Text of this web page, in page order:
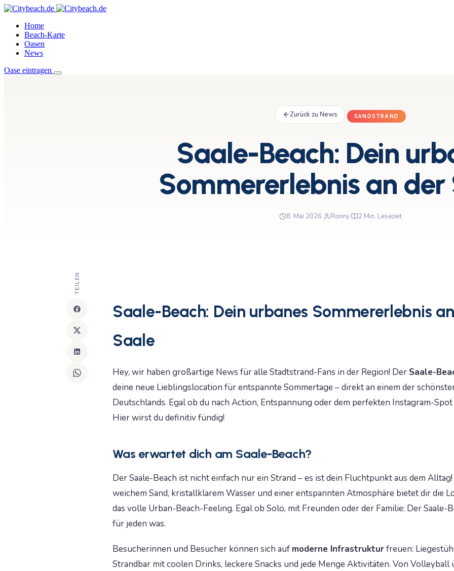
Home
Beach-Karte
Oasen
News
Oase eintragen
Zurück zu News SANDSTRAND
Saale-Beach: Dein
Sommererlebnis an der
8. Mai 2026· Ronny· 2 Min. Lesezeit
TEILEN
Saale-Beach: Dein urbanes Sommererlebnis
Saale
Hey, wir haben großartige News für alle Stadtstrand-Fans in der Region! Der Saale-
deine neue Lieblingslocation für entspannte Sommertage – direkt an einem der
Deutschlands. Egal ob du nach Action, Entspannung oder dem perfekten Instagram-Spot
Hier wirst du definitiv fündig!
Was erwartet dich am Saale-Beach?
Der Saale-Beach ist nicht einfach nur ein Strand – es ist dein Fluchtpunkt aus dem
weichem Sand, kristallklarem Wasser und einer entspannten Atmosphäre bietet dir die
das volle Urban-Beach-Feeling. Egal ob Solo, mit Freunden oder der Familie: Der Saale-
für jeden was.
Besucherinnen und Besucher können sich auf moderne Infrastrukturfreuen:
Strandbar mit coolen Drinks, leckere Snacks und jede Menge Aktivitäten. Von Volleyball